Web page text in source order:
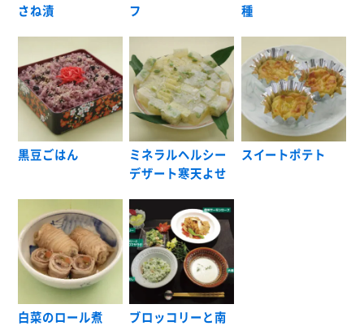
さね漬 フ 種
黒豆ごはん
ミネラルヘルシー
デザート寒天よせ
スイートポテト
白菜のロール煮
ブロッコリーと南